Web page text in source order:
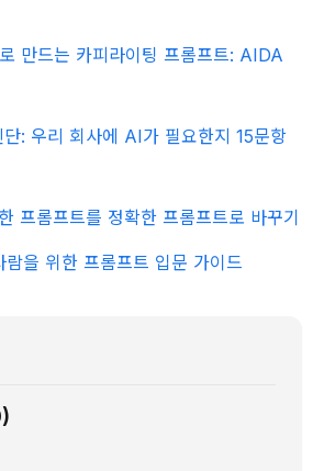
만드는 카피라이팅 프롬프트: AIDA
: 우리 회사에 AI가 필요한지 15문항
프롬프트를 정확한 프롬프트로 바꾸기
을 위한 프롬프트 입문 가이드
)